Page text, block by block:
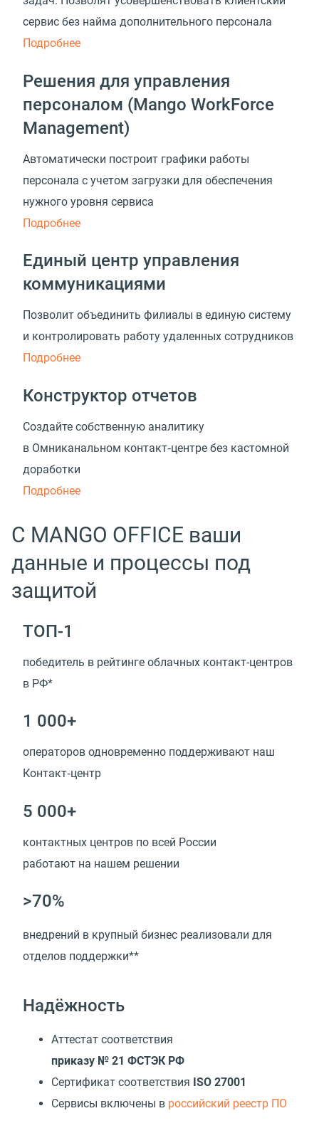
сервис без найма дополнительного персонала
Подробнее
Решения для управления
персоналом (Mango WorkForce
Management)
Автоматически построит графики работы
персонала с учетом загрузки для обеспечения
нужного уровня сервиса
Подробнее
Единый центр управления
коммуникациями
Позволит объединить филиалы в единую систему
и контролировать работу удаленных сотрудников
Подробнее
Конструктор отчетов
Создайте собственную аналитику
в Омниканальном контакт‑центре без кастомной
доработки
Подробнее
С MANGO OFFICE ваши
данные и процессы под
защитой
ТОП-1
победитель в рейтинге облачных контакт-центров
в РФ*
1 000+
операторов одновременно поддерживают наш
Контакт‑центр
5 000+
контактных центров по всей России
работают на нашем решении
>70%
внедрений в крупный бизнес реализовали для
отделов поддержки**
Надёжность
Аттестат соответствия
приказу № 21 ФСТЭК РФ
Сертификат соответствия ISO 27001
Cервисы включены в российский реестр ПО